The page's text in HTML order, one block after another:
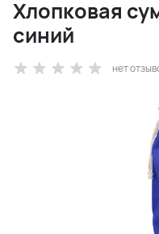
Хлопковая
синий
нет